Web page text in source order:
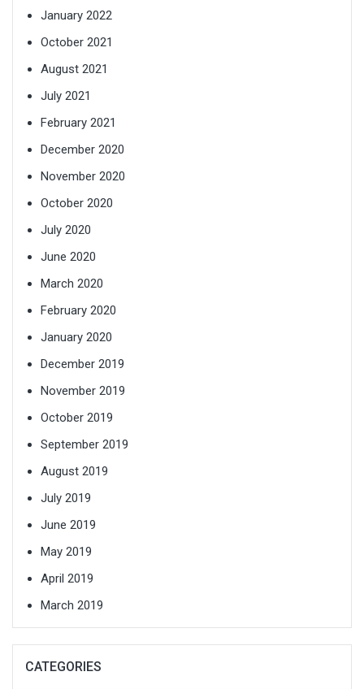
January 2022
October 2021
August 2021
July 2021
February 2021
December 2020
November 2020
October 2020
July 2020
June 2020
March 2020
February 2020
January 2020
December 2019
November 2019
October 2019
September 2019
August 2019
July 2019
June 2019
May 2019
April 2019
March 2019
CATEGORIES